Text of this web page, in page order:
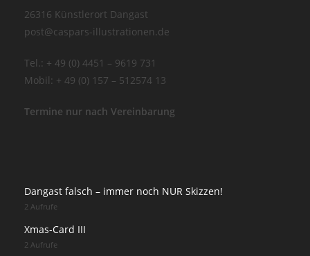
26316 Künstlerort Dangast
post@caspars-illustrationen.de
Tel.: + 49 (0) 4451 – 9619 731
Mobil: + 49 (0) 157 – 512574 13
Termine nur nach Vereinbarung
Dangast falsch – immer noch NUR Skizzen!
2 Aufrufe
Xmas-Card III
2 Aufrufe